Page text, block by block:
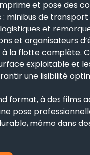
et pose des
minibus de transport
et
et organisateurs
la flotte complète.
exploitable et
une lisibilité
format, à des films
pose
même dans